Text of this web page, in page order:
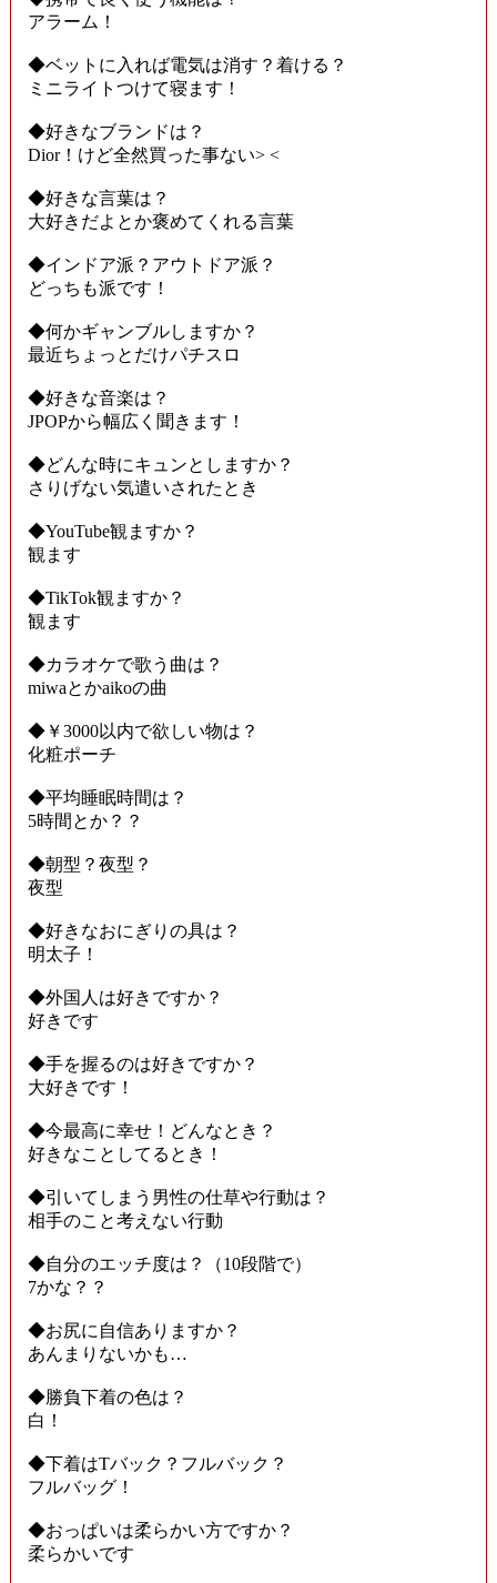
アラーム！
◆ベットに入れば電気は消す？着ける？
ミニライトつけて寝ます！
◆好きなブランドは？
Dior！けど全然買った事ない> <
◆好きな言葉は？
大好きだよとか褒めてくれる言葉
◆インドア派？アウトドア派？
どっちも派です！
◆何かギャンブルしますか？
最近ちょっとだけパチスロ
◆好きな音楽は？
JPOPから幅広く聞きます！
◆どんな時にキュンとしますか？
さりげない気遣いされたとき
◆YouTube観ますか？
観ます
◆TikTok観ますか？
観ます
◆カラオケで歌う曲は？
miwaとかaikoの曲
◆￥3000以内で欲しい物は？
化粧ポーチ
◆平均睡眠時間は？
5時間とか？？
◆朝型？夜型？
夜型
◆好きなおにぎりの具は？
明太子！
◆外国人は好きですか？
好きです
◆手を握るのは好きですか？
大好きです！
◆今最高に幸せ！どんなとき？
好きなことしてるとき！
◆引いてしまう男性の仕草や行動は？
相手のこと考えない行動
◆自分のエッチ度は？（10段階で）
7かな？？
◆お尻に自信ありますか？
あんまりないかも…
◆勝負下着の色は？
白！
◆下着はTバック？フルバック？
フルバッグ！
◆おっぱいは柔らかい方ですか？
柔らかいです